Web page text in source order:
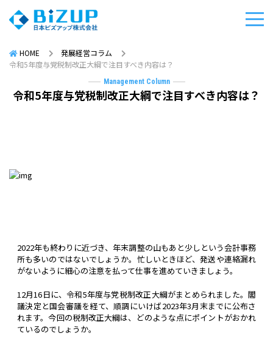
HOME
発展経営コラム
令和5年度与党税制改正大綱で注目すべき内容は？
Management Column
令和5年度与党税制改正大綱で注目すべき内容は？
2022年も終わりに近づき、年末調整の山もあと少しという会計事務
所も多いのではないでしょうか。忙しいときほど、発送や連絡漏れ
がないように細心の注意を払って仕事を進めていきましょう。
12月16日に、令和5年度与党税制改正大綱がまとめられました。閣
議決定と国会審議を経て、順調にいけば2023年3月末までに公布さ
れます。今回の税制改正大綱は、どのような点にポイントがおかれ
ているのでしょうか。